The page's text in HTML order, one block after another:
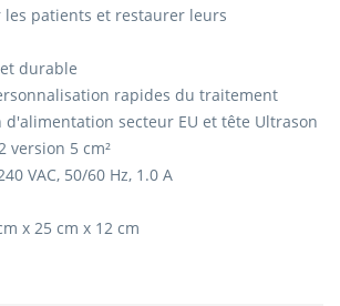
les patients et restaurer leurs
durable
rapides du traitement
d'alimentation secteur EU et tête Ultrason
version 5 cm²
VAC, 50/60 Hz, 1.0 A
x 25 cm x 12 cm